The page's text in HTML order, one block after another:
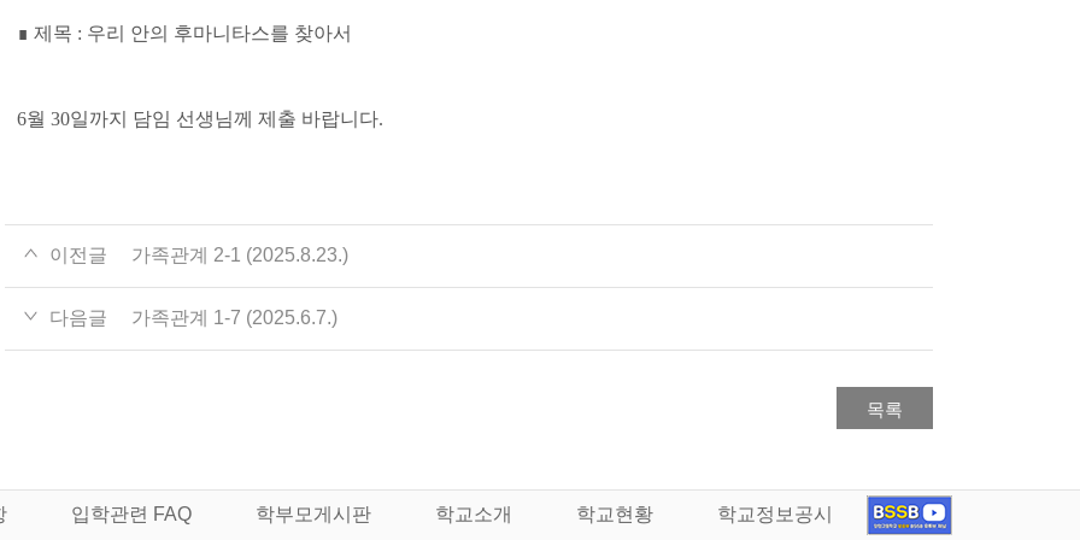
∎ 제목 : 우리 안의 후마니타스를 찾아서
6월 30일까지 담임 선생님께 제출 바랍니다.
이전글 가족관계 2-1 (2025.8.23.)
다음글 가족관계 1-7 (2025.6.7.)
목록
입학관련 FAQ 학부모게시판 학교소개 학교현황 학교정보공시